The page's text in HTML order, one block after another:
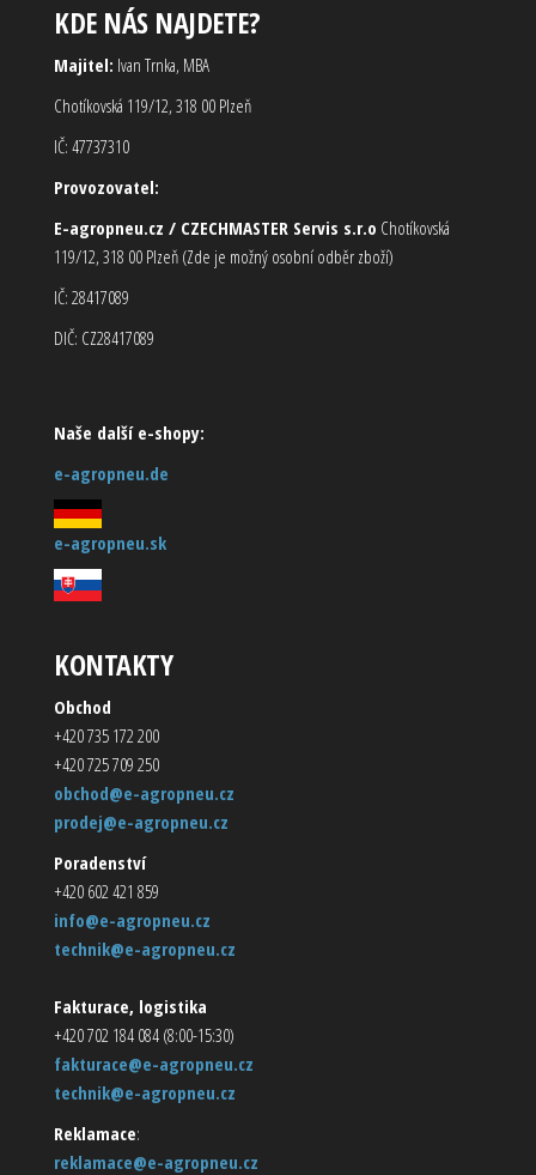
KDE NÁS NAJDETE?
Majitel: Ivan Trnka, MBA
Chotíkovská 119/12, 318 00 Plzeň
IČ: 47737310
Provozovatel:
E-agropneu.cz / CZECHMASTER Servis s.r.o Chotíkovská
119/12, 318 00 Plzeň (Zde je možný osobní odběr zboží)
IČ: 28417089
DIČ: CZ28417089
Naše další e-shopy:
e-agropneu.de
e-agropneu.sk
KONTAKTY
Obchod
+420 735 172 200
+420 725 709 250
obchod@e-agropneu.cz
prodej@e-agropneu.cz
Poradenství
+420 602 421 859
info@e-agropneu.cz
technik@e-agropneu.cz
Fakturace, logistika
+420 702 184 084 (8:00-15:30)
fakturace@e-agropneu.cz
technik@e-agropneu.cz
Reklamace:
reklamace@e-agropneu.cz